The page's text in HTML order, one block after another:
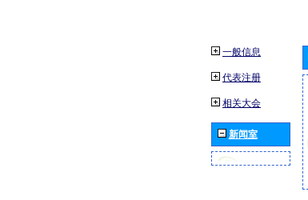
一般信息
代表注册
相关大会
新闻室